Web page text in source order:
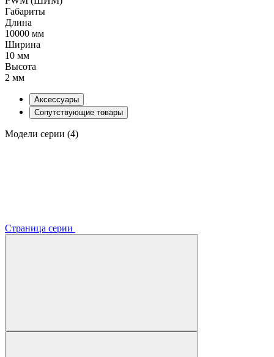
Габариты
Длина
10000 мм
Ширина
10 мм
Высота
2 мм
Аксессуары
Сопутствующие товары
Модели серии (4)
Страница серии